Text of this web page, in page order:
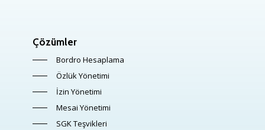
Çözümler
Bordro Hesaplama
Özlük Yönetimi
İzin Yönetimi
Mesai Yönetimi
SGK Teşvikleri